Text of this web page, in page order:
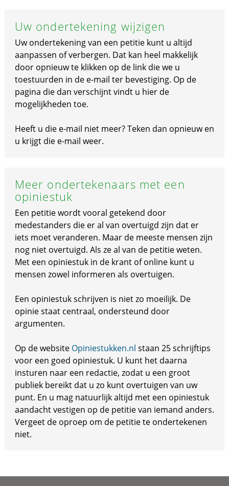
Uw ondertekening wijzigen
Uw ondertekening van een petitie kunt u altijd
aanpassen of verbergen. Dat kan heel makkelijk
door opnieuw te klikken op de link die we u
toestuurden in de e-mail ter bevestiging. Op de
pagina die dan verschijnt vindt u hier de
mogelijkheden toe.
Heeft u die e-mail niet meer? Teken dan opnieuw en
u krijgt die e-mail weer.
Meer ondertekenaars met een
opiniestuk
Een petitie wordt vooral getekend door
medestanders die er al van overtuigd zijn dat er
iets moet veranderen. Maar de meeste mensen zijn
nog niet overtuigd. Als ze al van de petitie weten.
Met een opiniestuk in de krant of online kunt u
mensen zowel informeren als overtuigen.
Een opiniestuk schrijven is niet zo moeilijk. De
opinie staat centraal, ondersteund door
argumenten.
Op de website Opiniestukken.nl staan 25 schrijftips
voor een goed opiniestuk. U kunt het daarna
insturen naar een redactie, zodat u een groot
publiek bereikt dat u zo kunt overtuigen van uw
punt. En u mag natuurlijk altijd met een opiniestuk
aandacht vestigen op de petitie van iemand anders.
Vergeet de oproep om de petitie te ondertekenen
niet.